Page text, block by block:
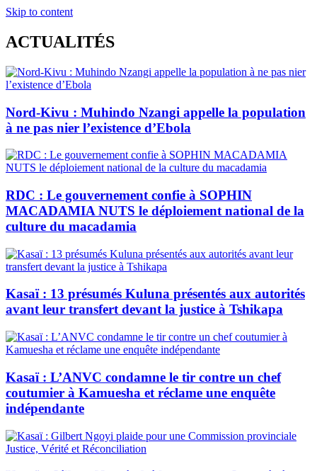
Skip to content
ACTUALITÉS
Nord-Kivu : Muhindo Nzangi appelle la population
à ne pas nier l’existence d’Ebola
RDC : Le gouvernement confie à SOPHIN
MACADAMIA NUTS le déploiement national de la
culture du macadamia
Kasaï : 13 présumés Kuluna présentés aux autorités
avant leur transfert devant la justice à Tshikapa
Kasaï : L’ANVC condamne le tir contre un chef
coutumier à Kamuesha et réclame une enquête
indépendante